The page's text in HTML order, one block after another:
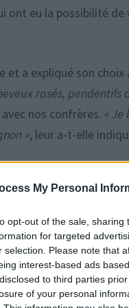
My Personal
opt-out of the sale,
for targeted
selection. Please note that
interest-based ads
to third parties
of your personal
ont eu la possibilité de
et a expliqué son
rasés,
nos confrères. « Je
», leur a-t-elle
pour
devenu Eva, tend
, ainsi que son
une référence à
a-t-elle